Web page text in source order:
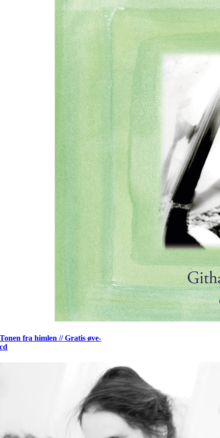
Tonen fra himlen // Gratis øve-
cd